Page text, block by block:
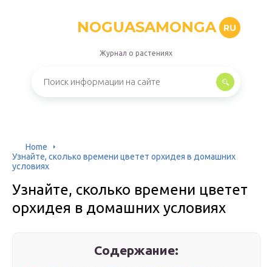
NOGUASAMONGA RU
Журнал о растениях
Home
Узнайте, сколько времени цветет орхидея в домашних
условиях
Узнайте, сколько времени цветет
орхидея в домашних условиях
Содержание: